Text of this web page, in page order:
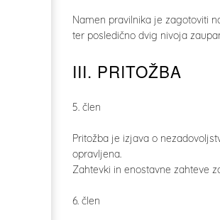
Namen pravilnika je zagotoviti
ter posledično dvig nivoja
III. PRITOŽBA
5. člen
Pritožba je izjava o
opravljena.
Zahtevki in enostavne zahteve
6. člen